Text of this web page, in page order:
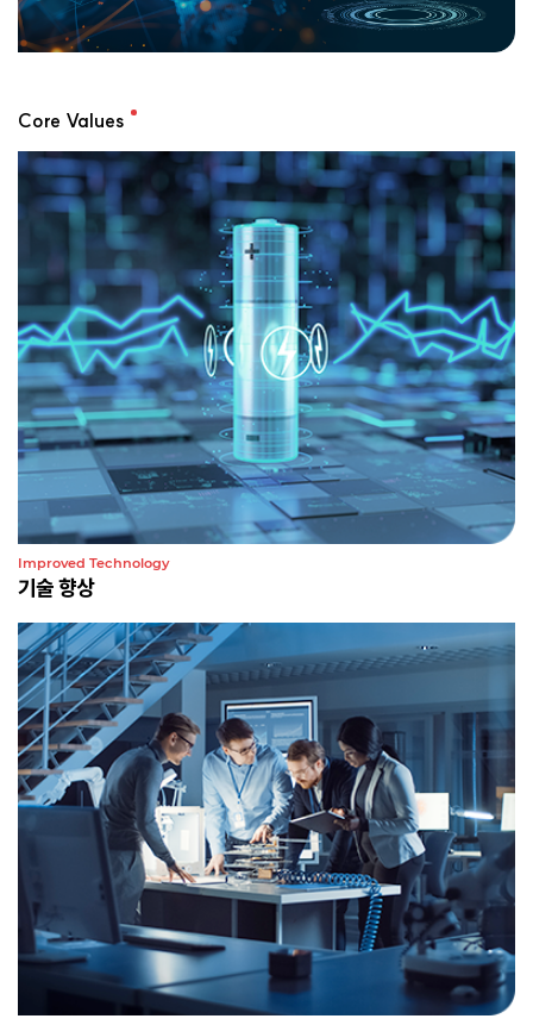
Core Values
Improved Technology
기술 향상